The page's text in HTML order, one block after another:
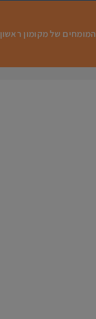
המומחים של מקומון ראשון